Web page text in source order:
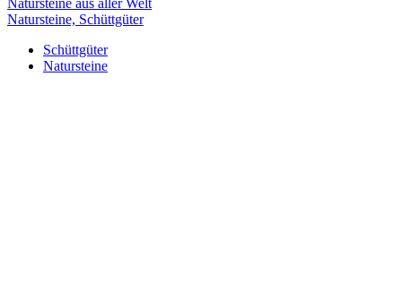
Natursteine aus aller Welt
Natursteine, Schüttgüter
Schüttgüter
Natursteine